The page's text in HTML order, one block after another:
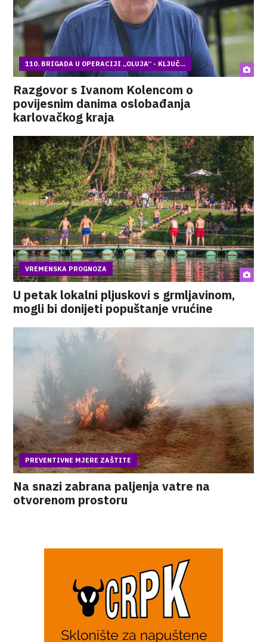
110. BRIGADA U OPERACIJI „OLUJA“ - KLJUČ...
Razgovor s Ivanom Kolencom o
povijesnim danima oslobađanja
karlovačkog kraja
VREMENSKA PROGNOZA
U petak lokalni pljuskovi s grmljavinom,
mogli bi donijeti popuštanje vrućine
PREVENTIVNE MJERE ZAŠTITE
Na snazi zabrana paljenja vatre na
otvorenom prostoru